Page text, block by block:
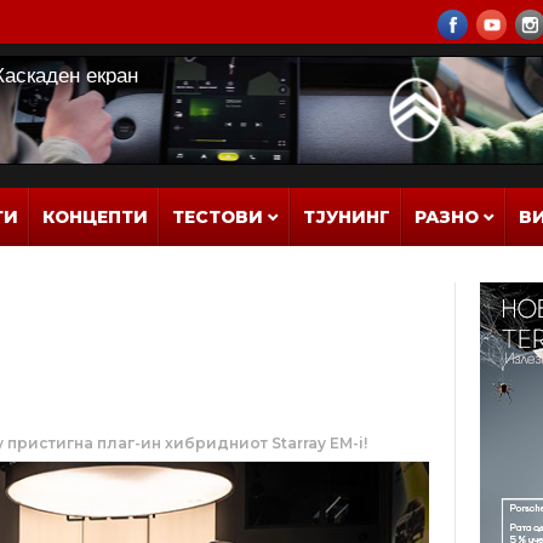
КОНЦЕПТИ ТЕСТОВИ ТЈУНИНГ РАЗНО
пристигна плаг-ин хибридниот Starray EM-i!